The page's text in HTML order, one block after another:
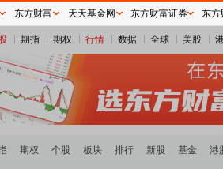
期指 期权 行情 数据 全球 美股
期权 个股 板块 排行 新股 基金 港
东方财富 天天基金网 东方财富证券 东方